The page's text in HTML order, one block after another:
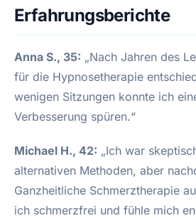
Erfahrungsberichte
Anna S., 35: „Nach Jahren des
für die Hypnosetherapie
wenigen Sitzungen konnte ich
Verbesserung spüren.“
Michael H., 42: „Ich war
alternativen Methoden, aber
Ganzheitliche Schmerztherapie
ich schmerzfrei und fühle mich